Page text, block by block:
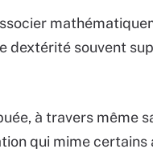
dextérité souvent
à travers même
qui mime